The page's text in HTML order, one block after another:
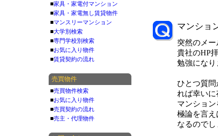
マンショ
突然のメ
貴社のHP
勉強にな
ひとつ質
れば幸い
マンショ
極論を言
なるので
■家具・家電付マンション
■家具・家電無し賃貸物件
■マンスリーマンション
■大学別検索
■専門学校別検索
■お気に入り物件
■賃貸契約の流れ
売買物件
■売買物件検索
■お気に入り物件
■売買契約の流れ
■売主・代理物件